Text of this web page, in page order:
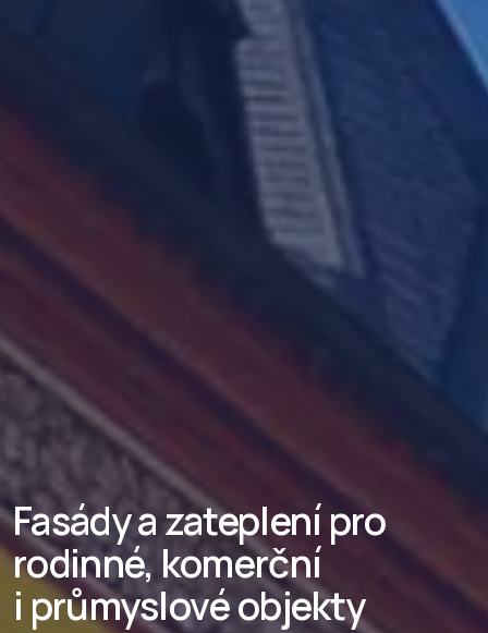
Fasády a zateplení pro
rodinné, komerční
i průmyslové objekty